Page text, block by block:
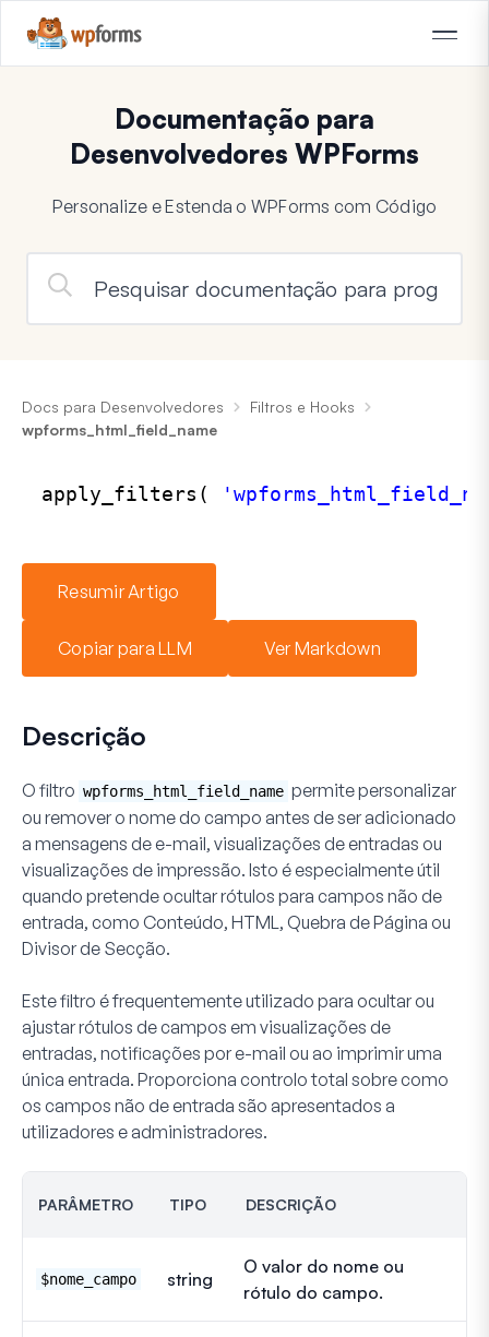
Documentação para
Desenvolvedores WPForms
Personalize e Estenda o WPForms com Código
Docs para Desenvolvedores
Filtros e Hooks
wpforms_html_field_name
apply_filters(
Resumir Artigo
Copiar para LLM Ver Markdown
Descrição
O filtro wpforms_html_field_name permite personalizar
ou remover o nome do campo antes de ser adicionado
a mensagens de e-mail, visualizações de entradas ou
visualizações de impressão. Isto é especialmente útil
quando pretende ocultar rótulos para campos não de
entrada, como Conteúdo, HTML, Quebra de Página ou
Divisor de Secção.
Este filtro é frequentemente utilizado para ocultar ou
ajustar rótulos de campos em visualizações de
entradas, notificações por e-mail ou ao imprimir uma
única entrada. Proporciona controlo total sobre como
os campos não de entrada são apresentados a
utilizadores e administradores.
PARÂMETRO TIPO DESCRIÇÃO
$nome_campo string
O valor do nome ou
rótulo do campo.